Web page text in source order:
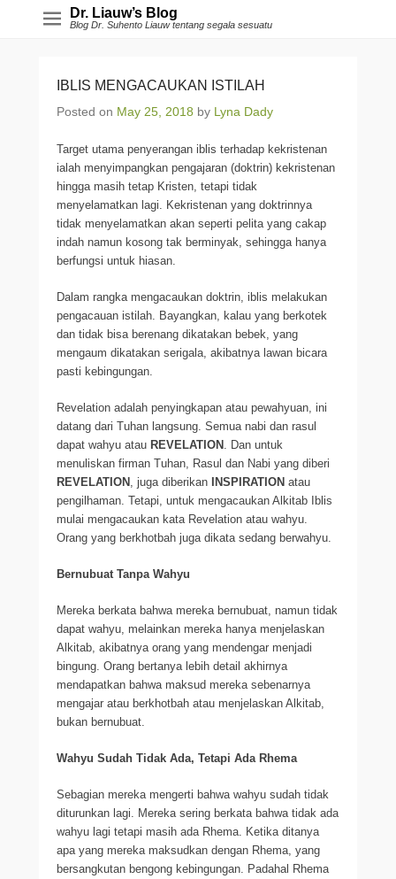
Dr. Liauw’s Blog
Blog Dr. Suhento Liauw tentang segala sesuatu
IBLIS MENGACAUKAN ISTILAH
Posted on May 25, 2018 by Lyna Dady
Target utama penyerangan iblis terhadap kekristenan
ialah menyimpangkan pengajaran (doktrin) kekristenan
hingga masih tetap Kristen, tetapi tidak
menyelamatkan lagi. Kekristenan yang doktrinnya
tidak menyelamatkan akan seperti pelita yang cakap
indah namun kosong tak berminyak, sehingga hanya
berfungsi untuk hiasan.
Dalam rangka mengacaukan doktrin, iblis melakukan
pengacauan istilah. Bayangkan, kalau yang berkotek
dan tidak bisa berenang dikatakan bebek, yang
mengaum dikatakan serigala, akibatnya lawan bicara
pasti kebingungan.
Revelation adalah penyingkapan atau pewahyuan, ini
datang dari Tuhan langsung. Semua nabi dan rasul
dapat wahyu atau REVELATION . Dan untuk
menuliskan firman Tuhan, Rasul dan Nabi yang diberi
REVELATION , juga diberikan INSPIRATION atau
pengilhaman. Tetapi, untuk mengacaukan Alkitab Iblis
mulai mengacaukan kata Revelation atau wahyu.
Orang yang berkhotbah juga dikata sedang berwahyu.
Bernubuat Tanpa Wahyu
Mereka berkata bahwa mereka bernubuat, namun tidak
dapat wahyu, melainkan mereka hanya menjelaskan
Alkitab, akibatnya orang yang mendengar menjadi
bingung. Orang bertanya lebih detail akhirnya
mendapatkan bahwa maksud mereka sebenarnya
mengajar atau berkhotbah atau menjelaskan Alkitab,
bukan bernubuat.
Wahyu Sudah Tidak Ada, Tetapi Ada Rhema
Sebagian mereka mengerti bahwa wahyu sudah tidak
diturunkan lagi. Mereka sering berkata bahwa tidak ada
wahyu lagi tetapi masih ada Rhema. Ketika ditanya
apa yang mereka maksudkan dengan Rhema, yang
bersangkutan bengong kebingungan. Padahal Rhema